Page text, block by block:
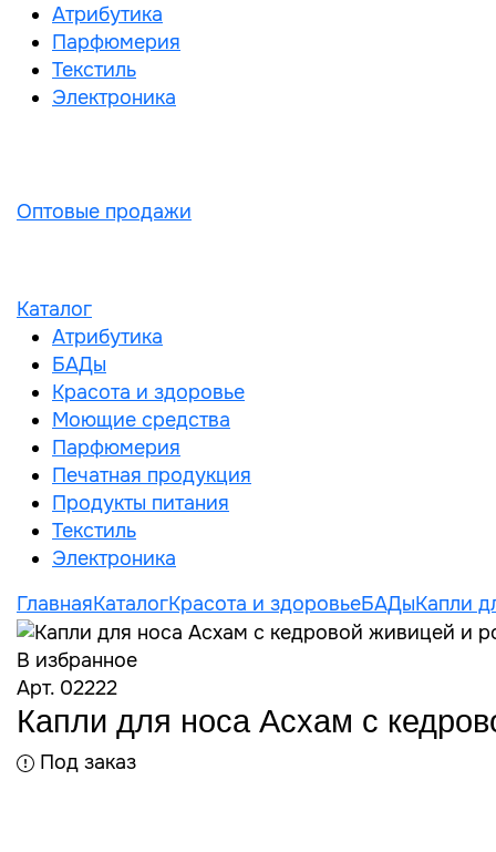
Атрибутика
Парфюмерия
Текстиль
Электроника
Оптовые продажи
Каталог
Атрибутика
БАДы
Красота и здоровье
Моющие средства
Парфюмерия
Печатная продукция
Продукты питания
Текстиль
Электроника
ГлавнаяКаталогКрасота и здоровьеБАДыКапли
В избранное
Арт. 02222
Капли для носа Асхам с
Под заказ